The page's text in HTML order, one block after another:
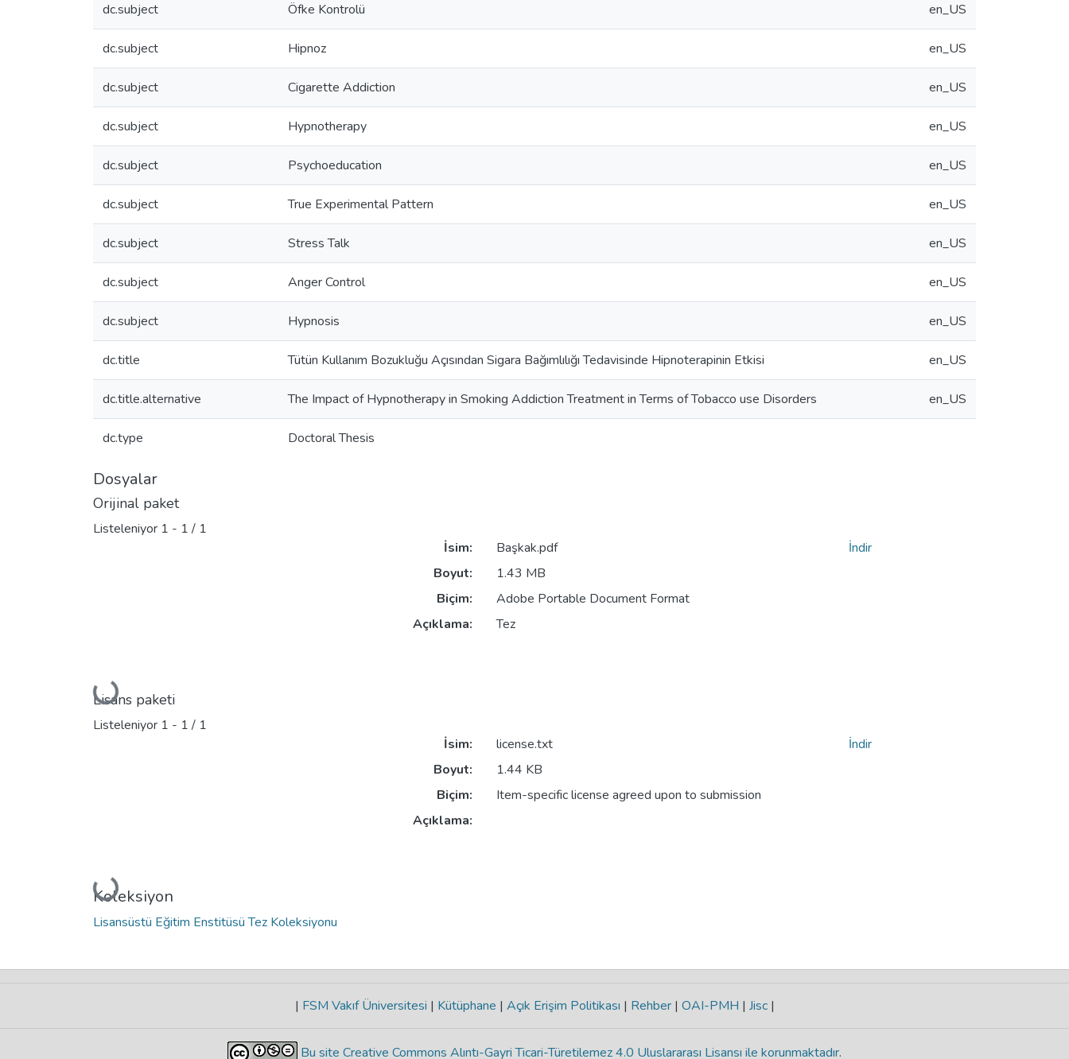
dc.subject Öfke Kontrolü en_US
dc.subject Hipnoz en_US
dc.subject Cigarette Addiction en_US
dc.subject Hypnotherapy en_US
dc.subject Psychoeducation en_US
dc.subject True Experimental Pattern en_US
dc.subject Stress Talk en_US
dc.subject Anger Control en_US
dc.subject Hypnosis en_US
dc.title Tütün Kullanım Bozukluğu Açısından Sigara Bağımlılığı Tedavisinde Hipnoterapinin Etkisi en_US
dc.title.alternative The Impact of Hypnotherapy in Smoking Addiction Treatment in Terms of Tobacco use Disorders en_US
dc.type Doctoral Thesis
Dosyalar
Orijinal paket
Listeleniyor 1 - 1 / 1
Yükleniyor...
İsim:
Başkak.pdf
Boyut:
1.43 MB
Biçim:
Adobe Portable Document Format
Açıklama:
Tez
İndir
Lisans paketi
Listeleniyor 1 - 1 / 1
Yükleniyor...
İsim:
license.txt
Boyut:
1.44 KB
Biçim:
Item-specific license agreed upon to submission
Açıklama:
İndir
Koleksiyon
Lisansüstü Eğitim Enstitüsü Tez Koleksiyonu
| FSM Vakıf Üniversitesi | Kütüphane | Açık Erişim Politikası | Rehber | OAI-PMH | Jisc |
Bu site Creative Commons Alıntı-Gayri Ticari-Türetilemez 4.0 Uluslararası Lisansı ile korunmaktadır.